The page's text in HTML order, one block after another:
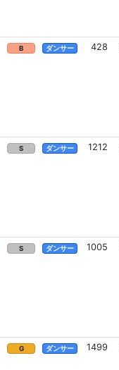
B ダンサー 428
S ダンサー 1212
S ダンサー 1005
G ダンサー 1499